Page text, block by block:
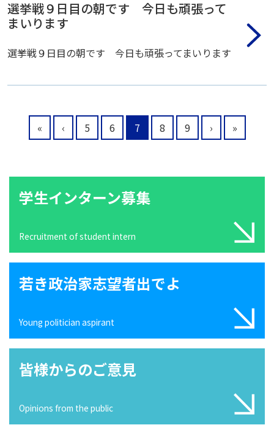
選挙戦９日目の朝です 今日も頑張って
まいります
選挙戦９日目の朝です 今日も頑張ってまいります
« ‹ 5 6 7 8 9 › »
学生インターン募集
Recruitment of student intern
若き政治家志望者出でよ
Young politician aspirant
皆様からのご意見
Opinions from the public